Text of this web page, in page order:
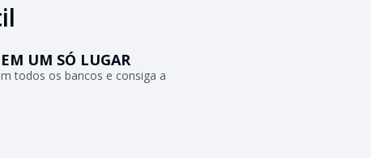
UM SÓ LUGAR
todos os bancos e consiga a